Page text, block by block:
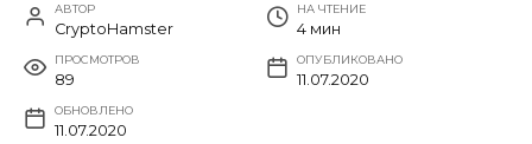
АВТОР
CryptoHamster
НА ЧТЕНИЕ
4 мин
ПРОСМОТРОВ
89
ОПУБЛИКОВАНО
11.07.2020
ОБНОВЛЕНО
11.07.2020